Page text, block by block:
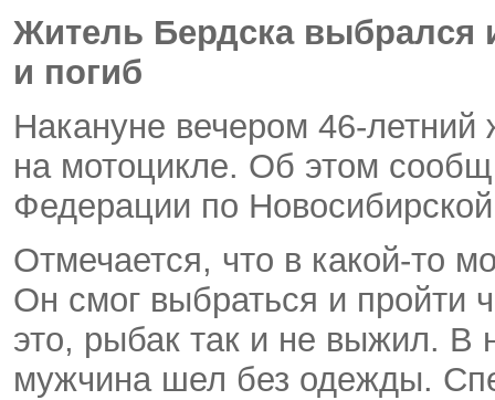
Житель Бердска выбрался
и погиб
Накануне вечером 46-
на мотоцикле. Об этом
Федерации по
Отмечается, что в какой-то
Он смог выбраться и пройти
это, рыбак так и не выжил. В
мужчина шел без одежды.